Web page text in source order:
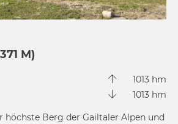
M)
1013 hm
1013 hm
höchste Berg der Gailtaler Alpen und